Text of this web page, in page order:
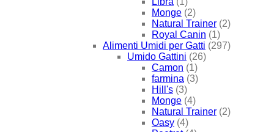
Monge (2)
Natural Trainer (2)
Royal Canin (1)
Alimenti Umidi per Gatti (297)
Umido Gattini (26)
Camon (1)
farmina (3)
Hill's (3)
Monge (4)
Natural Trainer (2)
Oasy (4)